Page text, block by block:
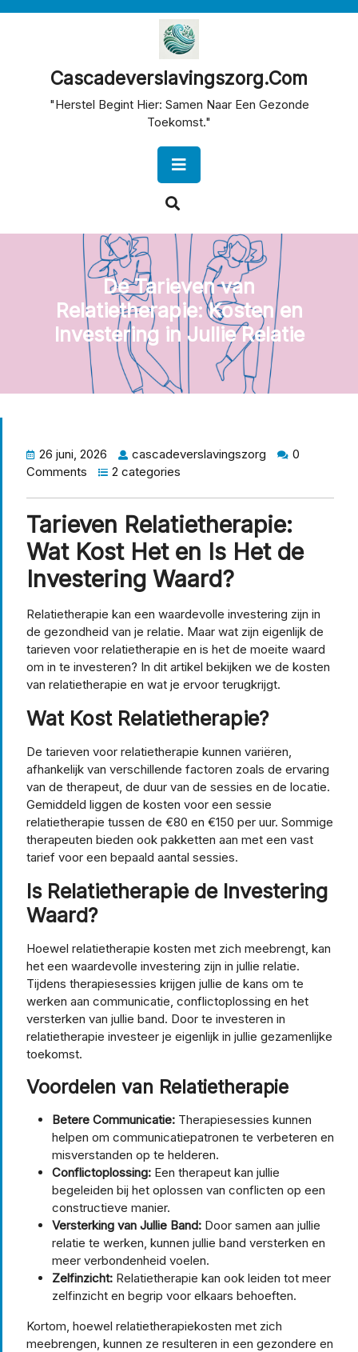
Cascadeverslavingszorg.com
"Herstel Begint Hier: Samen Naar Een Gezonde
Toekomst."
Button
De Tarieven van
Relatietherapie: Kosten en
Investering in Jullie Relatie
26 juni, 2026 cascadeverslavingszorg
0
Comments
2 categories
Tarieven Relatietherapie:
Wat Kost Het en Is Het de
Investering Waard?
Relatietherapie kan een waardevolle investering zijn in
de gezondheid van je relatie. Maar wat zijn eigenlijk de
tarieven voor relatietherapie en is het de moeite waard
om in te investeren? In dit artikel bekijken we de kosten
van relatietherapie en wat je ervoor terugkrijgt.
Wat Kost Relatietherapie?
De tarieven voor relatietherapie kunnen variëren,
afhankelijk van verschillende factoren zoals de ervaring
van de therapeut, de duur van de sessies en de locatie.
Gemiddeld liggen de kosten voor een sessie
relatietherapie tussen de €80 en €150 per uur. Sommige
therapeuten bieden ook pakketten aan met een vast
tarief voor een bepaald aantal sessies.
Is Relatietherapie de Investering
Waard?
Hoewel relatietherapie kosten met zich meebrengt, kan
het een waardevolle investering zijn in jullie relatie.
Tijdens therapiesessies krijgen jullie de kans om te
werken aan communicatie, conflictoplossing en het
versterken van jullie band. Door te investeren in
relatietherapie investeer je eigenlijk in jullie gezamenlijke
toekomst.
Voordelen van Relatietherapie
Betere Communicatie: Therapiesessies kunnen
helpen om communicatiepatronen te verbeteren en
misverstanden op te helderen.
Conflictoplossing: Een therapeut kan jullie
begeleiden bij het oplossen van conflicten op een
constructieve manier.
Versterking van Jullie Band: Door samen aan jullie
relatie te werken, kunnen jullie band versterken en
meer verbondenheid voelen.
Zelfinzicht: Relatietherapie kan ook leiden tot meer
zelfinzicht en begrip voor elkaars behoeften.
Kortom, hoewel relatietherapiekosten met zich
meebrengen, kunnen ze resulteren in een gezondere en